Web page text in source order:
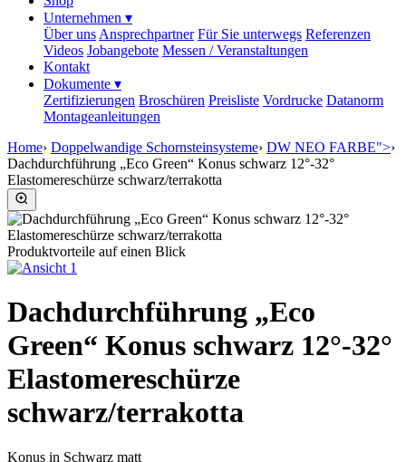
Unternehmen ▾
Über uns Ansprechpartner Für Sie unterwegs Referenzen
Videos Jobangebote Messen / Veranstaltungen
Kontakt
Dokumente ▾
Zertifizierungen Broschüren Preisliste Vordrucke Datanorm
Montageanleitungen
Home› Doppelwandige Schornsteinsysteme› DW NEO FARBE">›
Dachdurchführung „Eco Green“ Konus schwarz 12°-32°
Elastomereschürze schwarz/terrakotta
Produktvorteile auf einen Blick
Dachdurchführung „Eco
Green“ Konus schwarz 12°-32°
Elastomereschürze
schwarz/terrakotta
Konus in Schwarz matt